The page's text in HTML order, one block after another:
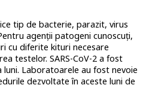
tip de bacterie, parazit, virus
agenții patogeni cunoscuți,
cu diferite kituri necesare
testelor. SARS-CoV-2 a fost
Laboratoarele au fost nevoie
dezvoltate în aceste luni de